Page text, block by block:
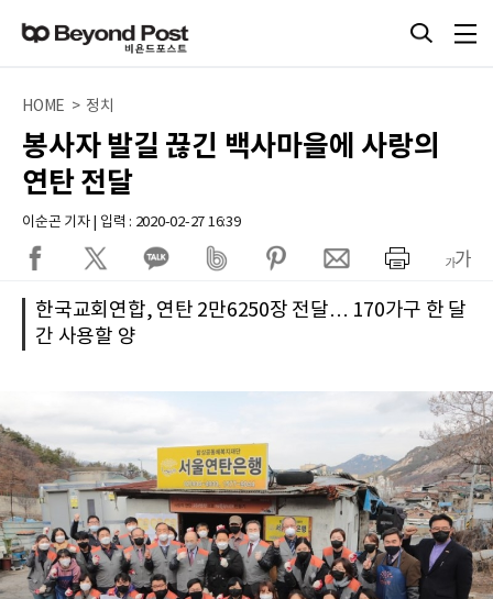
HOME > 정치
봉사자 발길 끊긴 백사마을에 사랑의
연탄 전달
이순곤 기자 | 입력 : 2020-02-27 16:39
한국교회연합, 연탄 2만6250장 전달… 170가구 한 달
간 사용할 양